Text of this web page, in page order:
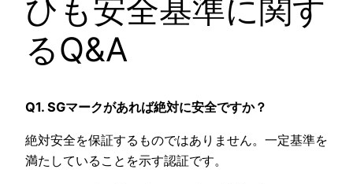
ひも安全基準に関す
るQ&A
Q1. SGマークがあれば絶対に安全ですか？
絶対安全を保証するものではありません。一定基準を
満たしていることを示す認証です。